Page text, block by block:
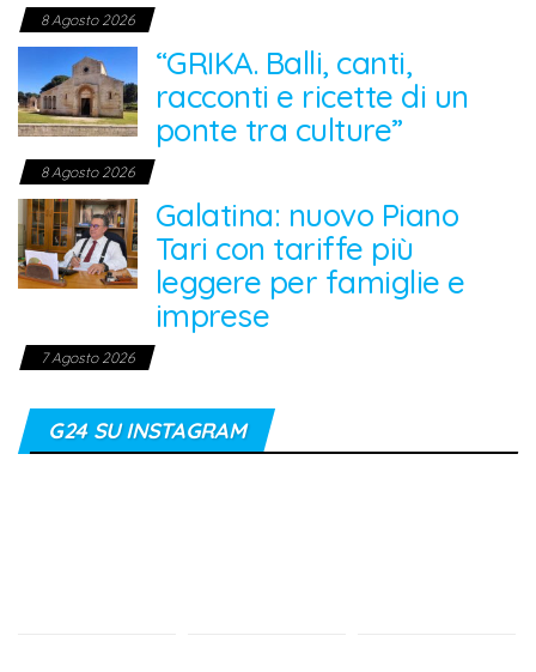
8 Agosto 2026
“GRIKA. Balli, canti,
racconti e ricette di un
ponte tra culture”
8 Agosto 2026
Galatina: nuovo Piano
Tari con tariffe più
leggere per famiglie e
imprese
7 Agosto 2026
G24 SU INSTAGRAM